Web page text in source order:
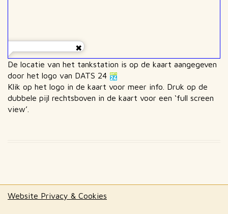
De locatie van het tankstation is op de kaart aangegeven
door het logo van DATS 24
Klik op het logo in de kaart voor meer info. Druk op de
dubbele pijl rechtsboven in de kaart voor een ‘full screen
view’.
Website Privacy & Cookies